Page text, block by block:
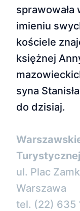
sprawowała
imieniu
kościele
księżnej
syna
do dzisiaj.
Turystycznej
ul. Plac
Warszawa
tel. (22) 635